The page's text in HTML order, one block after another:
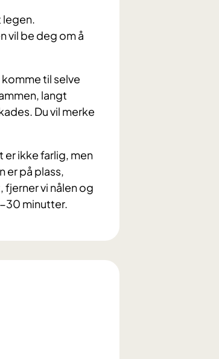
legen.
vil be deg om å
til selve
langt
Du vil merke
er ikke farlig, men
er på plass,
vi nålen og
30 minutter.